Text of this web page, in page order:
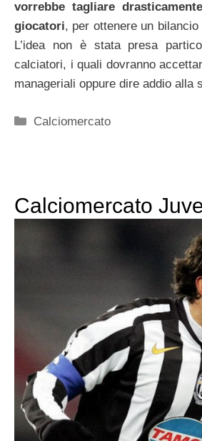
vorrebbe tagliare
giocatori, per ottenere un
L’idea non è stata presa
calciatori, i quali dovranno
manageriali oppure dire addio alla
Categorie
Calciomercato
Calciomercato